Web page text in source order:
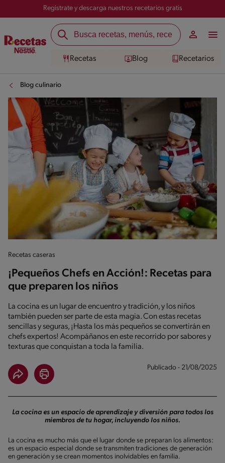
Registrate y descarga nuestros recetarios gratis
Recetas Blog Recetarios
Blog culinario
Recetas caseras
¡Pequeños Chefs en Acción!: Recetas para
que preparen los niños
La cocina es un lugar de encuentro y tradición, y los niños
también pueden ser parte de esta magia. Con estas recetas
sencillas y seguras, ¡Hasta los más pequeños se convertirán en
chefs expertos! Acompáñanos en este recorrido por sabores y
texturas que conquistan a toda la familia.
Publicado - 21/08/2025
La cocina es un espacio de aprendizaje y diversión para todos los
miembros de tu hogar, incluyendo los niños.
La cocina es mucho más que el lugar donde se preparan los alimentos:
es un espacio especial donde se transmiten tradiciones de generación
en generación y se crean momentos inolvidables en familia.